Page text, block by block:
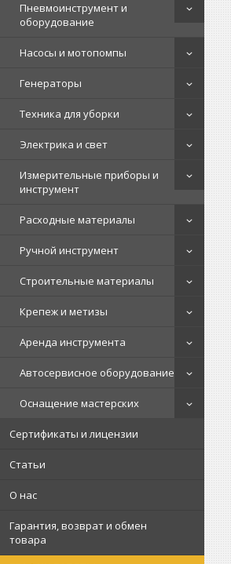
Пневмоинструмент и
оборудование
Насосы и мотопомпы
Генераторы
Техника для уборки
Электрика и свет
Измерительные приборы и
инструмент
Расходные материалы
Ручной инструмент
Строительные материалы
Крепеж и метизы
Аренда инструмента
Автосервисное оборудование
Оснащение мастерских
Сертификаты и лицензии
Статьи
О нас
Гарантия, возврат и обмен
товара